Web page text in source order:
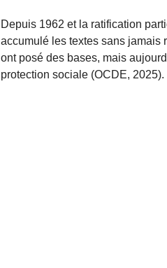
Depuis 1962 et la ratification
accumulé les textes sans jamais
ont posé des bases, mais
protection sociale (OCDE, 2025).